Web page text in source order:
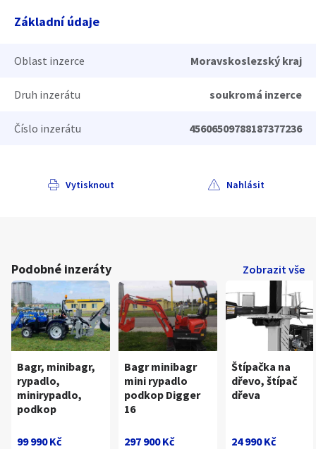
Základní údaje
Oblast inzerce Moravskoslezský kraj
Druh inzerátu soukromá inzerce
Číslo inzerátu 45606509788187377236
Vytisknout Nahlásit
Podobné inzeráty Zobrazit vše
Bagr, minibagr,
rypadlo,
minirypadlo,
podkop
99 990 Kč
Bagr minibagr
mini rypadlo
podkop Digger
16
297 900 Kč
Štípačka na
dřevo, štípač
dřeva
24 990 Kč